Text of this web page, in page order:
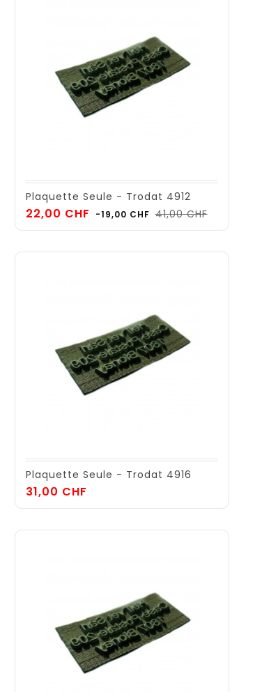
Plaquette Seule - Trodat 4912
22,00 CHF Prix
de
-19,00 CHF 41,00 CHFPrix
Plaquette Seule - Trodat 4916
31,00 CHF